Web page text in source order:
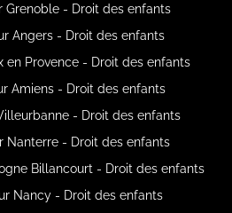
Grenoble - Droit des enfants
Angers - Droit des enfants
en Provence - Droit des enfants
Amiens - Droit des enfants
- Droit des enfants
Nanterre - Droit des enfants
Billancourt - Droit des enfants
Nancy - Droit des enfants